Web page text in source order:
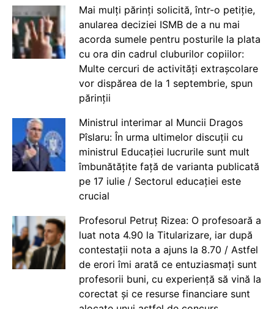
Mai mulți părinți solicită, într-o petiție,
anularea deciziei ISMB de a nu mai
acorda sumele pentru posturile la plata
cu ora din cadrul cluburilor copiilor:
Multe cercuri de activități extrașcolare
vor dispărea de la 1 septembrie, spun
părinții
Ministrul interimar al Muncii Dragos
Pîslaru: În urma ultimelor discuții cu
ministrul Educației lucrurile sunt mult
îmbunătățite față de varianta publicată
pe 17 iulie / Sectorul educației este
crucial
Profesorul Petruț Rizea: O profesoară a
luat nota 4.90 la Titularizare, iar după
contestații nota a ajuns la 8.70 / Astfel
de erori îmi arată ce entuziasmați sunt
profesorii buni, cu experiență să vină la
corectat și ce resurse financiare sunt